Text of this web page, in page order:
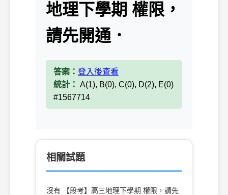
地理下學期 權限，
請先開通．
答案： 登入後查看
統計： A(1), B(0), C(0), D(2), E(0)
#1567714
相關試題
沒有 【段考】高三地理下學期 權限，請先